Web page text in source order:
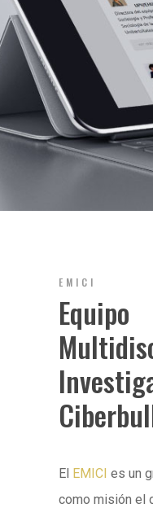
EMICI
Equipo
El EMICI es un
como misión el